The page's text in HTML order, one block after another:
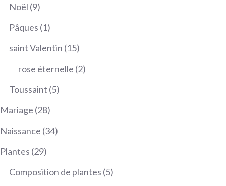
Noël 99
produits
Pâques 11
produit
saint Valentin 1515
produits
rose éternelle 22
Toussaint 55
Mariage 2828
produits
Naissance 3434
Plantes 2929
produits
Composition de plantes 55